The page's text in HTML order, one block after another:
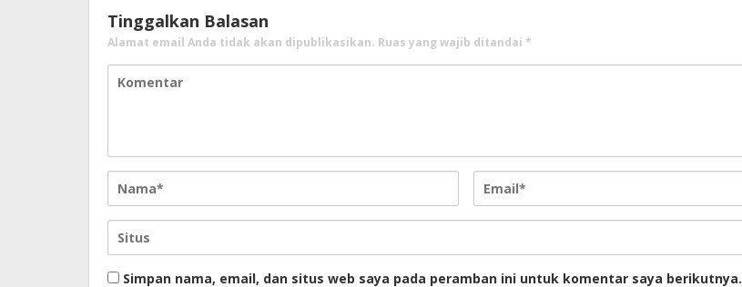
Tinggalkan Balasan
Alamat email Anda tidak akan dipublikasikan. Ruas yang wajib ditandai *
Simpan nama, email, dan situs web saya pada peramban ini untuk komentar saya berikutnya.